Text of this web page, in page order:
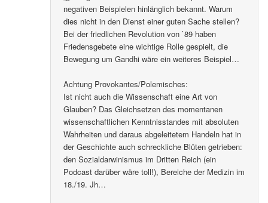
negativen Beispielen hinlänglich bekannt. Warum
dies nicht in den Dienst einer guten Sache stellen?
Bei der friedlichen Revolution von `89 haben
Friedensgebete eine wichtige Rolle gespielt, die
Bewegung um Gandhi wäre ein weiteres Beispiel…
Achtung Provokantes/Polemisches:
Ist nicht auch die Wissenschaft eine Art von
Glauben? Das Gleichsetzen des momentanen
wissenschaftlichen Kenntnisstandes mit absoluten
Wahrheiten und daraus abgeleitetem Handeln hat in
der Geschichte auch schreckliche Blüten getrieben:
den Sozialdarwinismus im Dritten Reich (ein
Podcast darüber wäre toll!), Bereiche der Medizin im
18./19. Jh…